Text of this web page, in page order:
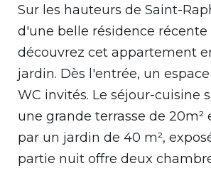
Sur les hauteurs de Saint-
d'une belle résidence récente
découvrez cet appartement
jardin. Dès l'entrée, un
WC invités. Le séjour-cuisine
une grande terrasse de 20m²
par un jardin de 40 m²,
partie nuit offre deux